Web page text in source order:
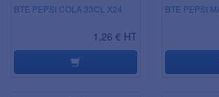
BTE PEPSI COLA 33CL X24
1,26 € HT
BTE PEPSI